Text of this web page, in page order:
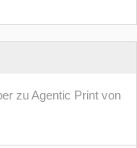
zu Agentic Print von